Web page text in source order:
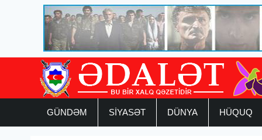
GÜNDƏM SİYASƏT DÜNYA HÜQUQ